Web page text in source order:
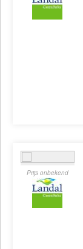
Prijs onbekend